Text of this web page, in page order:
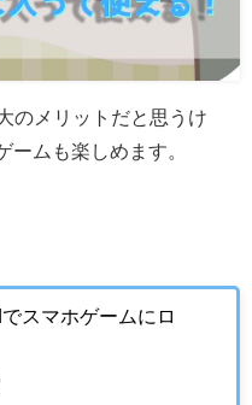
のメリットだと思うけ
ームも楽しめます。
スマホゲームにロ